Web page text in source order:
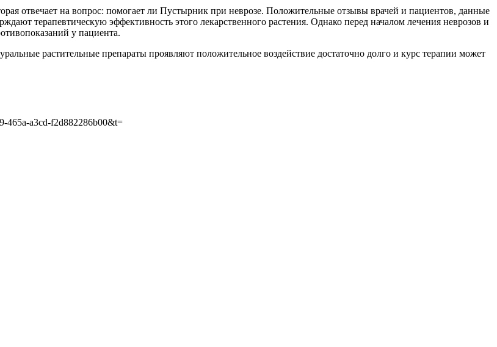
отвечает на вопрос: помогает ли Пустырник при неврозе. Положительные отзывы врачей и пациентов, данные
терапевтическую эффективность этого лекарственного растения. Однако перед началом лечения неврозов и
у пациента.
растительные препараты проявляют положительное воздействие достаточно долго и курс терапии может
465a-a3cd-f2d882286b00&t=